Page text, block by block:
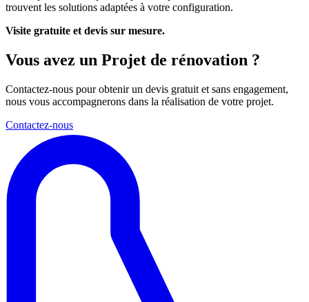
trouvent les solutions adaptées à votre configuration.
Visite gratuite et devis sur mesure.
Vous avez un Projet de rénovation ?
Contactez-nous pour obtenir un devis gratuit et sans engagement,
nous vous accompagnerons dans la réalisation de votre projet.
Contactez-nous